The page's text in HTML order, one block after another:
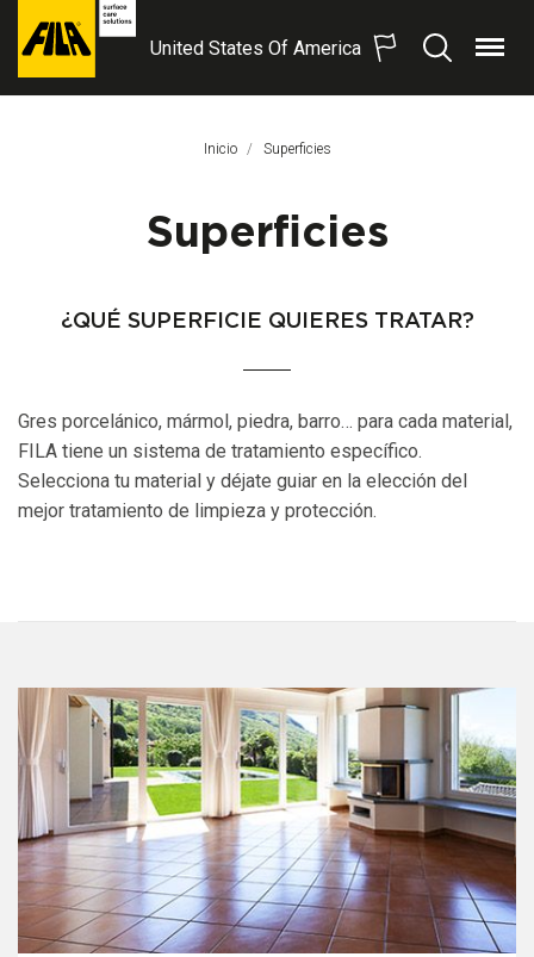
FILA
United States Of America
BuscarMenú
Inicio Página Actual:
Superficies
Superficies
¿QUÉ SUPERFICIE QUIERES TRATAR?
Gres porcelánico, mármol, piedra, barro… para cada material,
FILA tiene un sistema de tratamiento específico.
Selecciona tu material y déjate guiar en la elección del
mejor tratamiento de limpieza y protección.